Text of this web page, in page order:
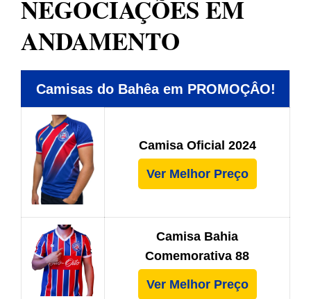
NEGOCIAÇÕES EM
ANDAMENTO
Camisas do Bahêa em PROMOÇÂO!
Camisa Oficial 2024
Ver Melhor Preço
Camisa Bahia
Comemorativa 88
Ver Melhor Preço